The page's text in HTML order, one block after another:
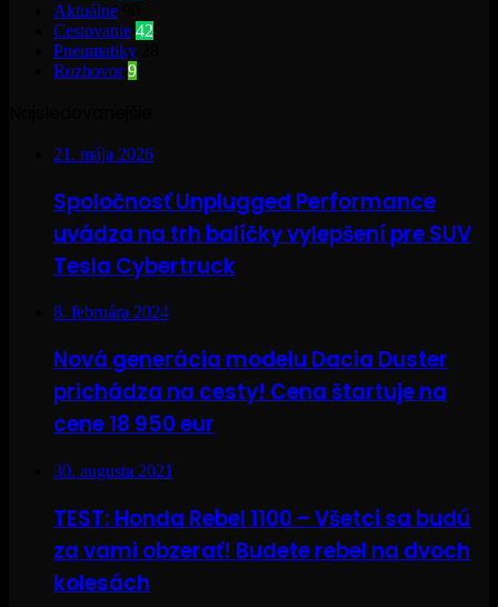
Aktuálne
Cestovanie 42
Pneumatiky
Rozhovor 9
21. mája 2026
Spoločnosť Unplugged Performance
uvádza na trh balíčky vylepšení pre SUV
Tesla Cybertruck
8. februára 2024
Nová generácia modelu Dacia Duster
prichádza na cesty! Cena štartuje na
cene 18 950 eur
30. augusta 2021
TEST: Honda Rebel 1100 – Všetci sa budú
za vami obzerať! Budete rebel na dvoch
kolesách